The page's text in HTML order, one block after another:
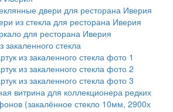
двери для ресторана Иверия
из стекла для ресторана Иверия
для ресторана Иверия
закаленного стекла
из закаленного стекла фото 1
из закаленного стекла фото 2
из закаленного стекла фото 3
витрина для коллекционера редких
(закалённое стекло 10мм, 2900х